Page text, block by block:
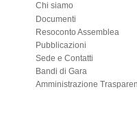
Chi siamo
Documenti
Resoconto Assemblea
Pubblicazioni
Sede e Contatti
Bandi di Gara
Amministrazione